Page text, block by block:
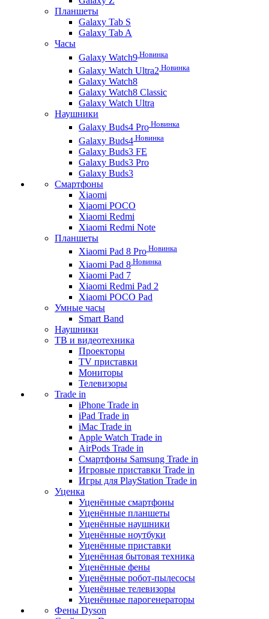
Планшеты
Galaxy Tab S
Galaxy Tab A
Часы
Galaxy Watch9 Новинка
Galaxy Watch Ultra2 Новинка
Galaxy Watch8
Galaxy Watch8 Classic
Galaxy Watch Ultra
Наушники
Galaxy Buds4 Pro Новинка
Galaxy Buds4 Новинка
Galaxy Buds3 FE
Galaxy Buds3 Pro
Galaxy Buds3
Смартфоны
Xiaomi
Xiaomi POCO
Xiaomi Redmi
Xiaomi Redmi Note
Планшеты
Xiaomi Pad 8 Pro Новинка
Xiaomi Pad 8 Новинка
Xiaomi Pad 7
Xiaomi Redmi Pad 2
Xiaomi POCO Pad
Умные часы
Smart Band
Наушники
ТВ и видеотехника
Проекторы
TV приставки
Мониторы
Телевизоры
Trade in
iPhone Trade in
iPad Trade in
iMac Trade in
Apple Watch Trade in
AirPods Trade in
Смартфоны Samsung Trade in
Игровые приставки Trade in
Игры для PlayStation Trade in
Уценка
Уценённые смартфоны
Уценённые планшеты
Уценённые наушники
Уценённые ноутбуки
Уценённые приставки
Уценённая бытовая техника
Уценённые фены
Уценённые робот-пылесосы
Уценённые телевизоры
Уценённые парогенераторы
Фены Dyson